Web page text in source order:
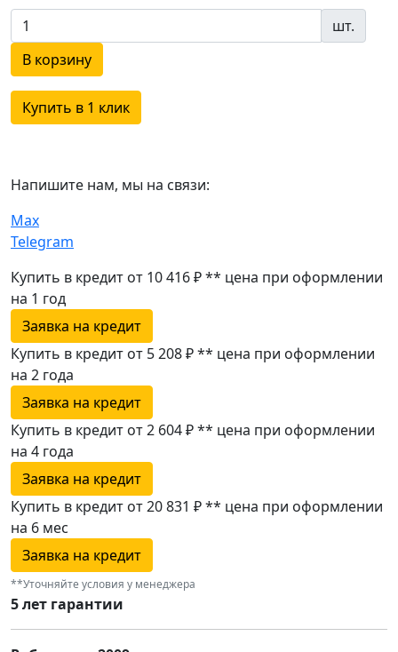
шт.
В корзину
Купить в 1 клик
Напишите нам, мы на связи:
Max
Telegram
Купить в кредит от 10 416 ₽** цена при оформлении
на 1 год
Заявка на кредит
Купить в кредит от 5 208 ₽** цена при оформлении
на 2 года
Заявка на кредит
Купить в кредит от 2 604 ₽** цена при оформлении
на 4 года
Заявка на кредит
Купить в кредит от 20 831 ₽** цена при оформлении
на 6 мес
Заявка на кредит
**Уточняйте условия у менеджера
5 лет гарантии